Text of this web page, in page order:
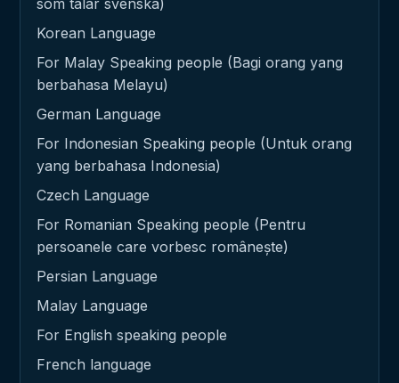
Korean Language
For Malay Speaking people (Bagi orang yang
berbahasa Melayu)
German Language
For Indonesian Speaking people (Untuk orang
yang berbahasa Indonesia)
Czech Language
For Romanian Speaking people (Pentru
persoanele care vorbesc românește)
Persian Language
Malay Language
For English speaking people
French language